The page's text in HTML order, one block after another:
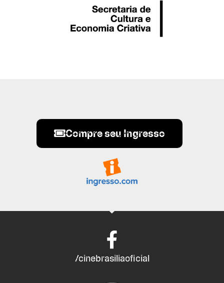
Compre seu Ingresso
/cinebrasiliaoficial